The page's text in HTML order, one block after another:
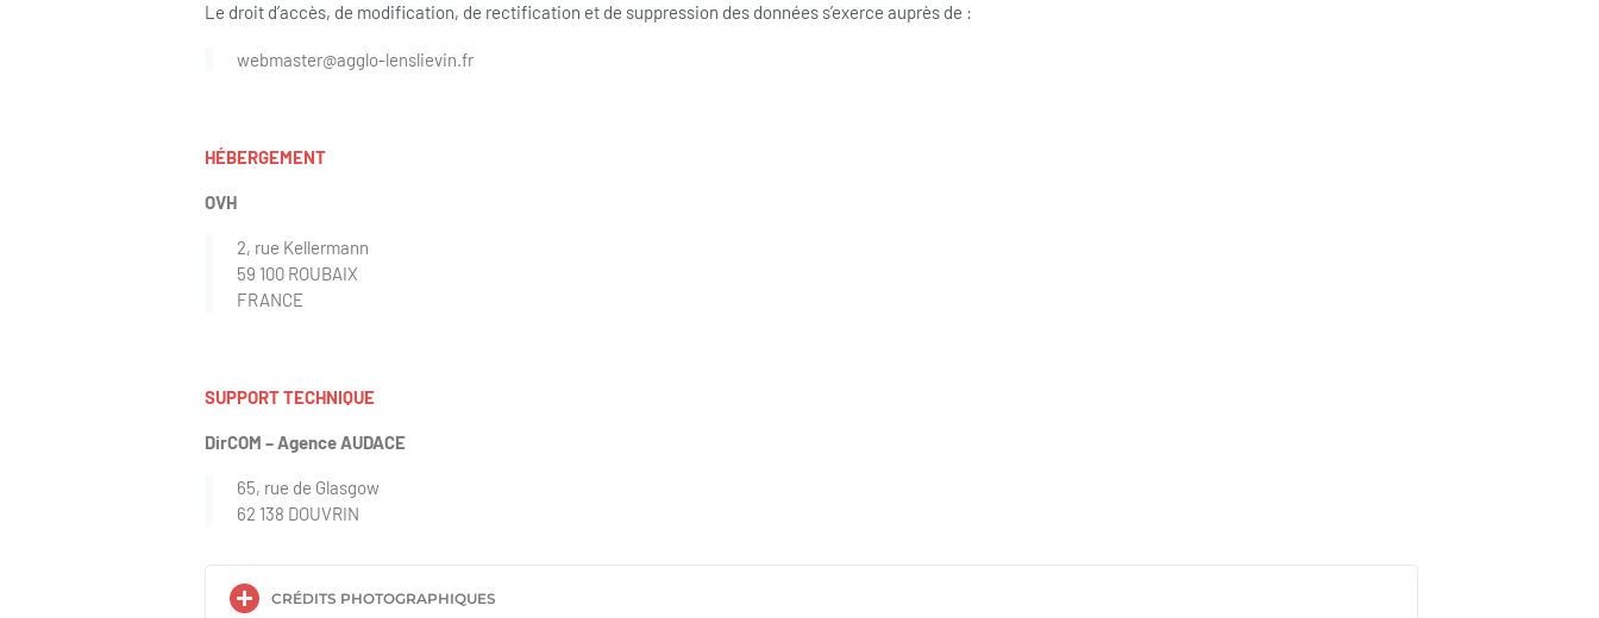
Le droit d’accès, de modification, de rectification et de suppression des données s’exerce auprès de :
webmaster@agglo-lenslievin.fr
HÉBERGEMENT
OVH
2, rue Kellermann
59 100 ROUBAIX
FRANCE
SUPPORT TECHNIQUE
DirCOM – Agence AUDACE
65, rue de Glasgow
62 138 DOUVRIN
CRÉDITS PHOTOGRAPHIQUES